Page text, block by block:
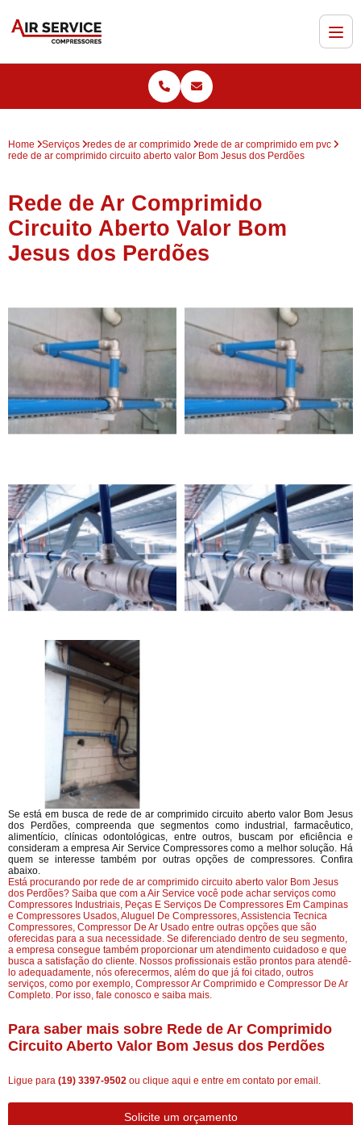
Home Serviços redes de ar comprimido
rede de ar comprimido em pvc
rede de ar comprimido circuito aberto valor Bom Jesus dos Perdões
Rede de Ar Comprimido
Circuito Aberto Valor Bom
Jesus dos Perdões
Se está em busca de rede de ar comprimido circuito aberto valor Bom Jesus
dos Perdões, compreenda que segmentos como industrial, farmacêutico,
alimentício, clínicas odontológicas, entre outros, buscam por eficiência e
consideram a empresa Air Service Compressores como a melhor solução. Há
quem se interesse também por outras opções de compressores. Confira
abaixo.
Está procurando por rede de ar comprimido circuito aberto valor Bom Jesus
dos Perdões? Saiba que com a Air Service você pode achar serviços como
Compressores Industriais, Peças E Serviços De Compressores Em Campinas
e Compressores Usados, Aluguel De Compressores, Assistencia Tecnica
Compressores, Compressor De Ar Usado entre outras opções que são
oferecidas para a sua necessidade. Se diferenciado dentro de seu segmento,
a empresa consegue também proporcionar um atendimento cuidadoso e que
busca a satisfação do cliente. Nossos profissionais estão prontos para atendê-
lo adequadamente, nós oferecermos, além do que já foi citado, outros
serviços, como por exemplo, Compressor Ar Comprimido e Compressor De Ar
Completo. Por isso, fale conosco e saiba mais.
Para saber mais sobre Rede de Ar Comprimido
Circuito Aberto Valor Bom Jesus dos Perdões
Ligue para (19) 3397-9502 ou clique aqui e entre em contato por email.
Solicite um orçamento